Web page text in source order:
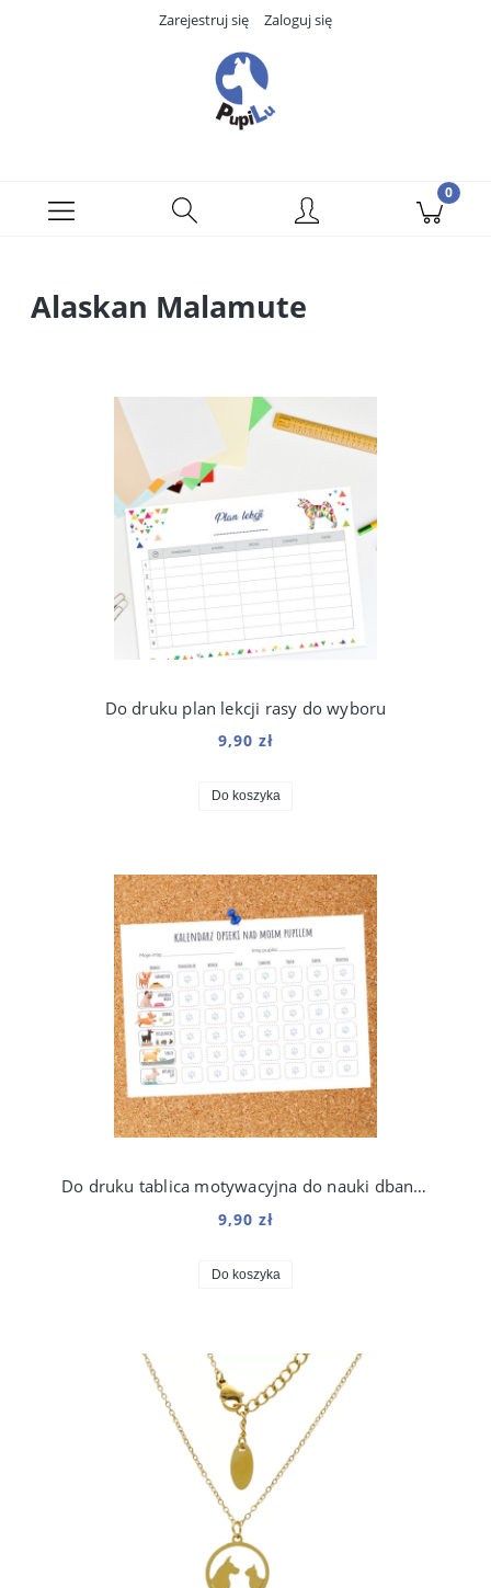
Zarejestruj się Zaloguj się
Alaskan Malamute
Do druku plan lekcji rasy do wyboru
9,90 zł
Do koszyka
Do druku tablica motywacyjna do nauki dbania o psa dla dzieci
9,90 zł
Do koszyka